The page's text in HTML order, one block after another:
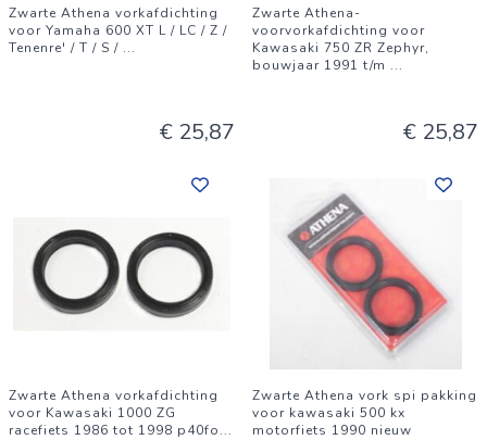
Zwarte Athena vorkafdichting
voor Yamaha 600 XT L / LC / Z /
Tenenre' / T / S / ...
€ 25,87
Zwarte Athena-
voorvorkafdichting voor
Kawasaki 750 ZR Zephyr,
bouwjaar 1991 t/m ...
€ 25,87
Zwarte Athena vorkafdichting
voor Kawasaki 1000 ZG
racefiets 1986 tot 1998 p40fo...
Zwarte Athena vork spi pakking
voor kawasaki 500 kx
motorfiets 1990 nieuw